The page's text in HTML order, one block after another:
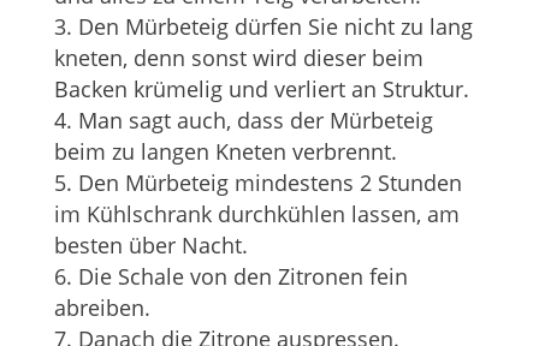
Den Mürbeteig dürfen Sie nicht zu lang
kneten, denn sonst wird dieser beim
Backen krümelig und verliert an Struktur.
Man sagt auch, dass der Mürbeteig
beim zu langen Kneten verbrennt.
Den Mürbeteig mindestens 2 Stunden
im Kühlschrank durchkühlen lassen, am
besten über Nacht.
Die Schale von den Zitronen fein
abreiben.
Danach die Zitrone auspressen.